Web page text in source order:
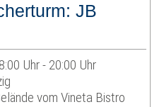
JB
Uhr - 20:00 Uhr
vom Vineta Bistro